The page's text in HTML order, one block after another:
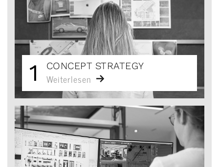
1 CONCEPT STRATEGY
Weiterlesen